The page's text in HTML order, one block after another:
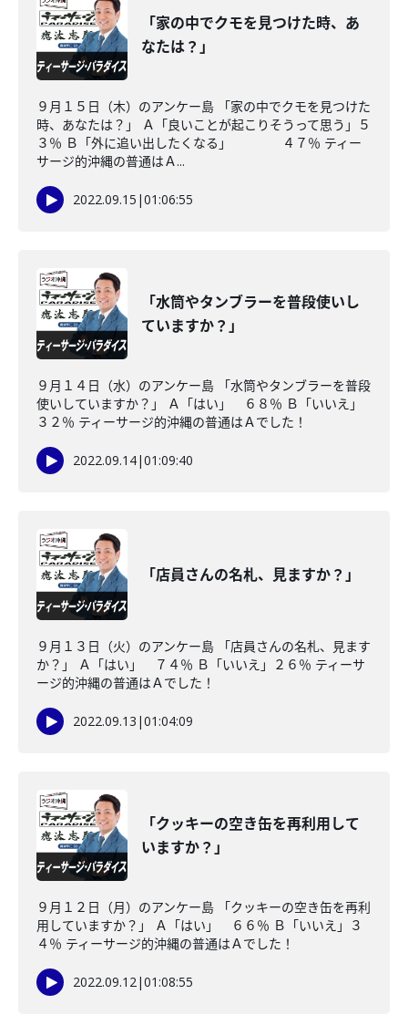
「家の中でクモを見つけた時、あ
なたは？」
９月１５日（木）のアンケー島 「家の中でクモを見つけた
時、あなたは？」 Ａ「良いことが起こりそうって思う」５
３％ Ｂ「外に追い出したくなる」 ４７％ ティー
サージ的沖縄の普通はＡ...
2022.09.15 |01:06:55
「水筒やタンブラーを普段使いし
ていますか？」
９月１４日（水）のアンケー島 「水筒やタンブラーを普段
使いしていますか？」 Ａ「はい」 ６８％ Ｂ「いいえ」
３２％ ティーサージ的沖縄の普通はＡでした！
2022.09.14|01:09:40
「店員さんの名札、見ますか？」
９月１３日（火）のアンケー島 「店員さんの名札、見ます
か？」 Ａ「はい」 ７４％ Ｂ「いいえ」２６％ ティーサ
ージ的沖縄の普通はＡでした！
2022.09.13 |01:04:09
「クッキーの空き缶を再利用して
いますか？」
９月１２日（月）のアンケー島 「クッキーの空き缶を再利
用していますか？」 Ａ「はい」 ６６％ Ｂ「いいえ」３
４％ ティーサージ的沖縄の普通はＡでした！
2022.09.12|01:08:55